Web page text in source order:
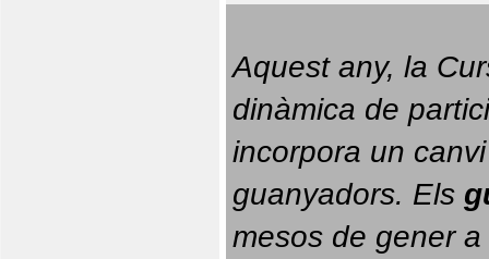
Aquest any, la
dinàmica de
incorpora un
guanyadors. Els